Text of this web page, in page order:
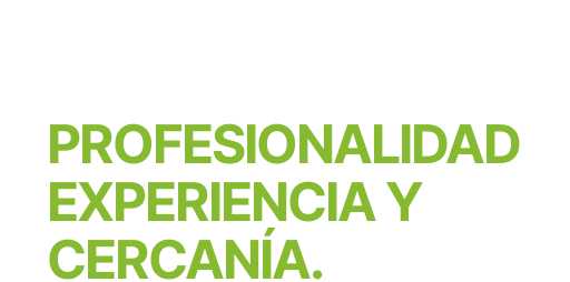
PROFESIONALIDAD
EXPERIENCIA Y
CERCANÍA.